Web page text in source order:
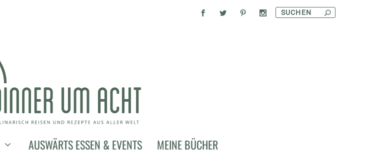
AUSWÄRTS ESSEN & EVENTS MEINE BÜCHER